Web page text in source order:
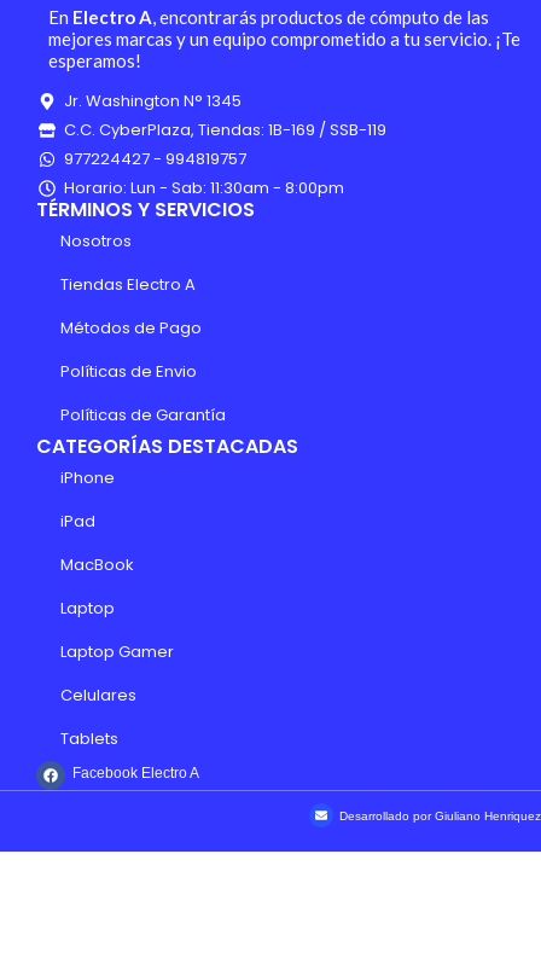
En Electro A, encontrarás productos de cómputo de las
mejores marcas y un equipo comprometido a tu servicio. ¡Te
esperamos!
Jr. Washington N° 1345
C.C. CyberPlaza, Tiendas: 1B-169 / SSB-119
977224427 - 994819757
Horario: Lun - Sab: 11:30am - 8:00pm
TÉRMINOS Y SERVICIOS
Nosotros
Tiendas Electro A
Métodos de Pago
Políticas de Envio
Políticas de Garantía
CATEGORÍAS DESTACADAS
iPhone
iPad
MacBook
Laptop
Laptop Gamer
Celulares
Tablets
Facebook Electro A
Desarrollado por Giuliano Henriquez